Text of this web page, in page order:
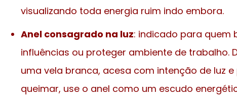
visualizando toda energia ruim indo embora.
Anel consagrado na luz: indicado para quem
influências ou proteger ambiente de trabalho.
uma vela branca, acesa com intenção de luz e
queimar, use o anel como um escudo